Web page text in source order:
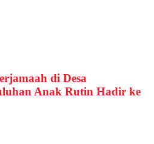
di Desa
Anak Rutin Hadir ke